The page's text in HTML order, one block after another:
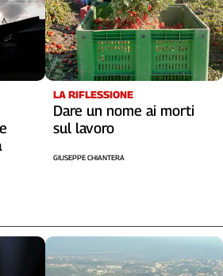
LA RIFLESSIONE
Dare un nome ai morti
sul lavoro
GIUSEPPE CHIANTERA